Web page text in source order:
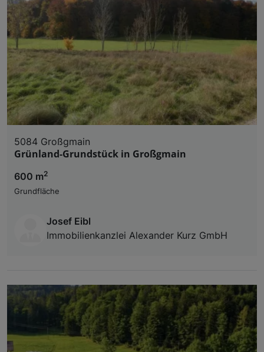
5084 Großgmain
Grünland-Grundstück in Großgmain
600 m2
Grundfläche
Josef Eibl
Immobilienkanzlei Alexander Kurz GmbH